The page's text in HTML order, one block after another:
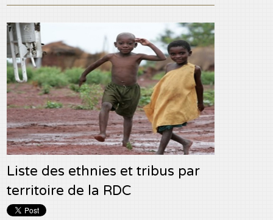
Liste des ethnies et tribus par
territoire de la RDC